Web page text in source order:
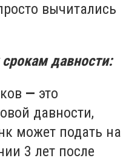
вычитались
давности:
— это
давности,
может подать на
3 лет после